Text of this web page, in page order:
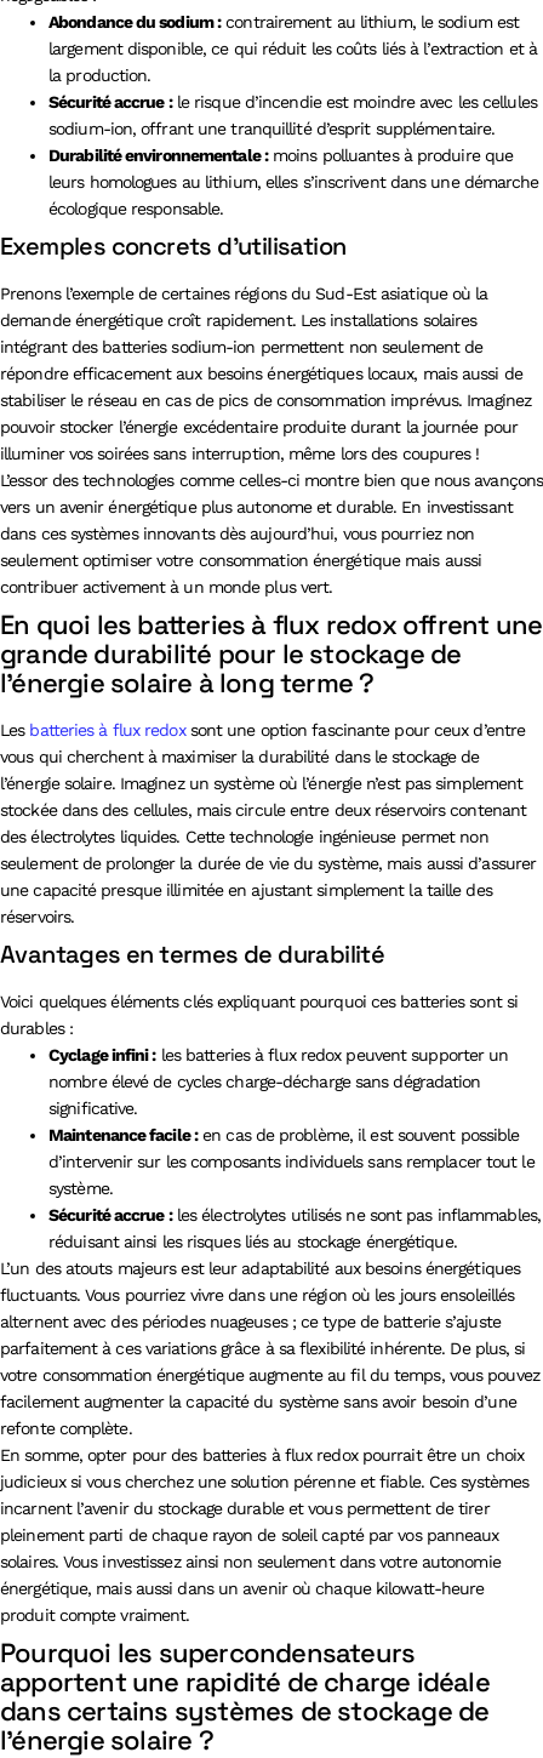
Abondance du sodium :contrairement au lithium, le sodium est
largement disponible, ce qui réduit les coûts liés à l’extraction et à
la production.
Sécurité accrue :le risque d’incendie est moindre avec les cellules
sodium-ion, offrant une tranquillité d’esprit supplémentaire.
Durabilité environnementale :moins polluantes à produire que
leurs homologues au lithium, elles s’inscrivent dans une démarche
écologique responsable.
Exemples concrets d’utilisation
Prenons l’exemple de certaines régions du Sud-Est asiatique où la
demande énergétique croît rapidement. Les installations solaires
intégrant des batteries sodium-ion permettent non seulement de
répondre efficacement aux besoins énergétiques locaux, mais aussi de
stabiliser le réseau en cas de pics de consommation imprévus. Imaginez
pouvoir stocker l’énergie excédentaire produite durant la journée pour
illuminer vos soirées sans interruption, même lors des coupures !
L’essor des technologies comme celles-ci montre bien que nous avançons
vers un avenir énergétique plus autonome et durable. En investissant
dans ces systèmes innovants dès aujourd’hui, vous pourriez non
seulement optimiser votre consommation énergétique mais aussi
contribuer activement à un monde plus vert.
En quoi les batteries à flux redox offrent une
grande durabilité pour le stockage de
l’énergie solaire à long terme ?
Les batteries à flux redoxsont une option fascinante pour ceux d’entre
vous qui cherchent à maximiser la durabilité dans le stockage de
l’énergie solaire. Imaginez un système où l’énergie n’est pas simplement
stockée dans des cellules, mais circule entre deux réservoirs contenant
des électrolytes liquides. Cette technologie ingénieuse permet non
seulement de prolonger la durée de vie du système, mais aussi d’assurer
une capacité presque illimitée en ajustant simplement la taille des
réservoirs.
Avantages en termes de durabilité
Voici quelques éléments clés expliquant pourquoi ces batteries sont si
durables :
Cyclage infini :les batteries à flux redox peuvent supporter un
nombre élevé de cycles charge-décharge sans dégradation
significative.
Maintenance facile :en cas de problème, il est souvent possible
d’intervenir sur les composants individuels sans remplacer tout le
système.
Sécurité accrue :les électrolytes utilisés ne sont pas inflammables,
réduisant ainsi les risques liés au stockage énergétique.
L’un des atouts majeurs est leur adaptabilité aux besoins énergétiques
fluctuants. Vous pourriez vivre dans une région où les jours ensoleillés
alternent avec des périodes nuageuses ; ce type de batterie s’ajuste
parfaitement à ces variations grâce à sa flexibilité inhérente. De plus, si
votre consommation énergétique augmente au fil du temps, vous pouvez
facilement augmenter la capacité du système sans avoir besoin d’une
refonte complète.
En somme, opter pour des batteries à flux redox pourrait être un choix
judicieux si vous cherchez une solution pérenne et fiable. Ces systèmes
incarnent l’avenir du stockage durable et vous permettent de tirer
pleinement parti de chaque rayon de soleil capté par vos panneaux
solaires. Vous investissez ainsi non seulement dans votre autonomie
énergétique, mais aussi dans un avenir où chaque kilowatt-heure
produit compte vraiment.
Pourquoi les supercondensateurs
apportent une rapidité de charge idéale
dans certains systèmes de stockage de
l’énergie solaire ?